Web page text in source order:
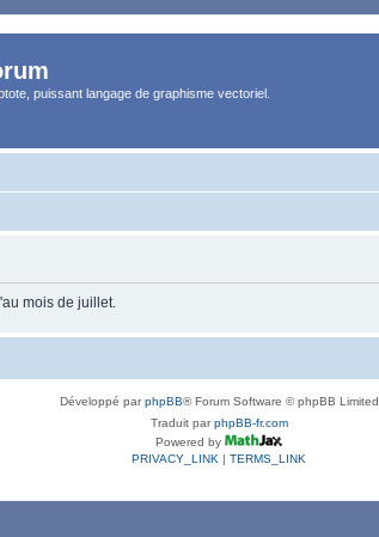
puissant langage de graphisme vectoriel.
mois de juillet.
Développé parphpBB® Forum Software © phpBB Limited
Traduit parphpBB-fr.com
Powered by
PRIVACY_LINK | TERMS_LINK